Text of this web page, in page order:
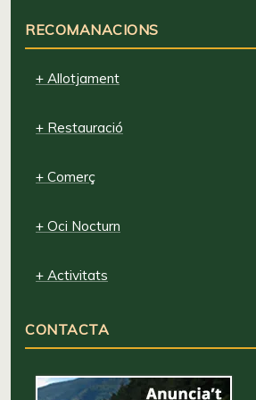
RECOMANACIONS
+ Allotjament
+ Restauració
+ Comerç
+ Oci Nocturn
+ Activitats
CONTACTA